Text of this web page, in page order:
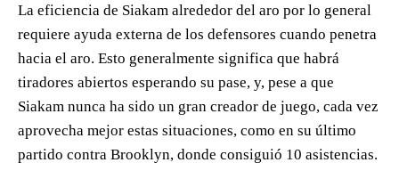
La eficiencia de Siakam alrededor del aro por lo general
requiere ayuda externa de los defensores cuando penetra
hacia el aro. Esto generalmente significa que habrá
tiradores abiertos esperando su pase, y, pese a que
Siakam nunca ha sido un gran creador de juego, cada vez
aprovecha mejor estas situaciones, como en su último
partido contra Brooklyn, donde consiguió 10 asistencias.